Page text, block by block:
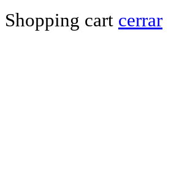
Shopping cart cerrar